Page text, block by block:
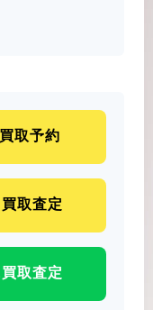
取予約
取査定
取査定